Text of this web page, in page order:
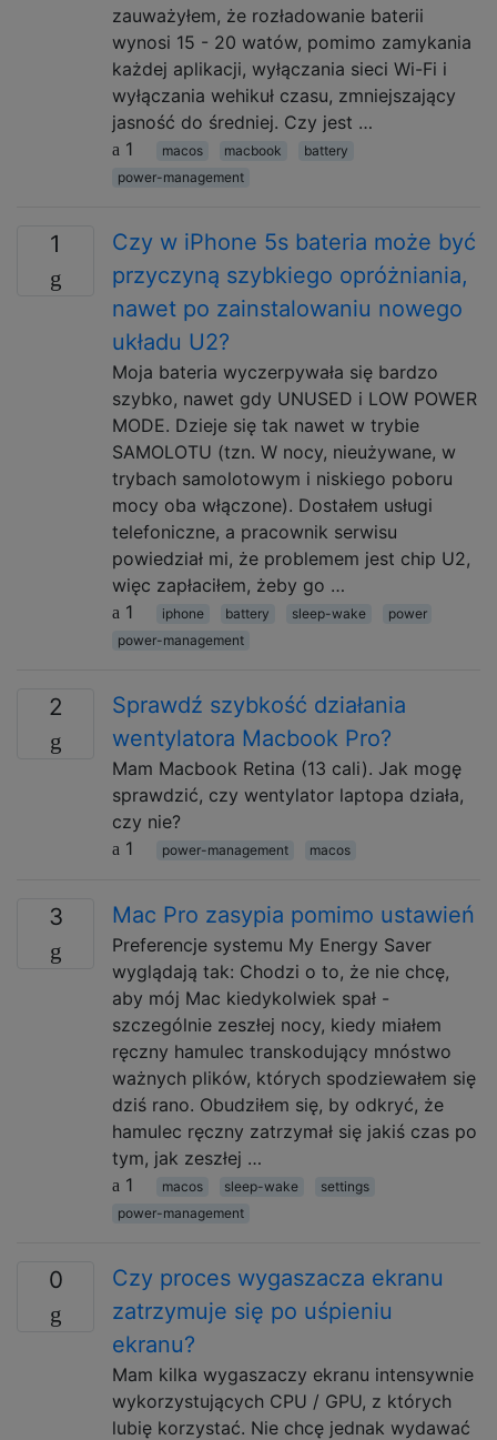
zauważyłem, że rozładowanie baterii
wynosi 15 - 20 watów, pomimo zamykania
każdej aplikacji, wyłączania sieci Wi-Fi i
wyłączania wehikuł czasu, zmniejszający
jasność do średniej. Czy jest …
1
macos macbook
battery
power-management
1
Czy w iPhone 5s bateria może być
przyczyną szybkiego opróżniania,
nawet po zainstalowaniu nowego
układu U2?
Moja bateria wyczerpywała się bardzo
szybko, nawet gdy UNUSED i LOW POWER
MODE. Dzieje się tak nawet w trybie
SAMOLOTU (tzn. W nocy, nieużywane, w
trybach samolotowym i niskiego poboru
mocy oba włączone). Dostałem usługi
telefoniczne, a pracownik serwisu
powiedział mi, że problemem jest chip U2,
więc zapłaciłem, żeby go …
1
iphone battery sleep-wake
power
power-management
2
Sprawdź szybkość działania
wentylatora Macbook Pro?
Mam Macbook Retina (13 cali). Jak mogę
sprawdzić, czy wentylator laptopa działa,
czy nie?
1
power-management macos
3 Mac Pro zasypia pomimo ustawień
Preferencje systemu My Energy Saver
wyglądają tak: Chodzi o to, że nie chcę,
aby mój Mac kiedykolwiek spał -
szczególnie zeszłej nocy, kiedy miałem
ręczny hamulec transkodujący mnóstwo
ważnych plików, których spodziewałem się
dziś rano. Obudziłem się, by odkryć, że
hamulec ręczny zatrzymał się jakiś czas po
tym, jak zeszłej …
1
macos sleep-wake
settings
power-management
0
Czy proces wygaszacza ekranu
zatrzymuje się po uśpieniu
ekranu?
Mam kilka wygaszaczy ekranu intensywnie
wykorzystujących CPU / GPU, z których
lubię korzystać. Nie chcę jednak wydawać